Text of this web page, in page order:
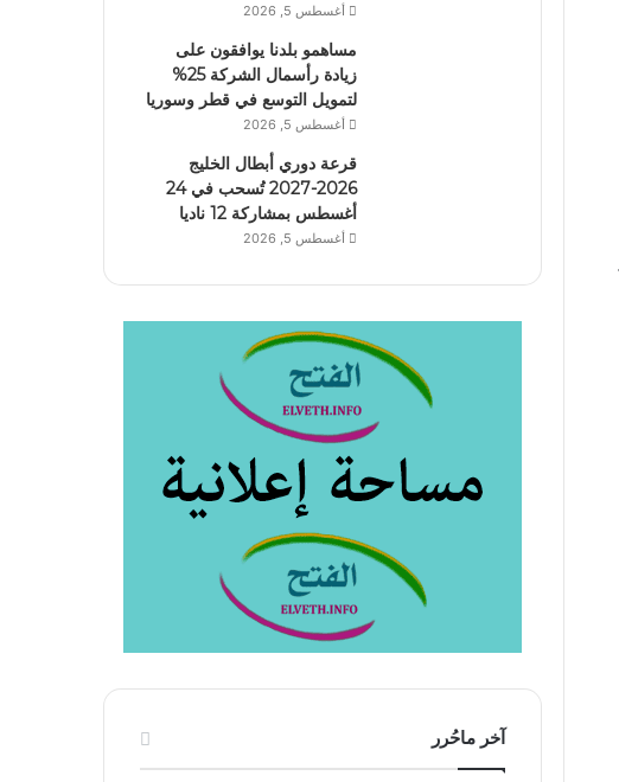
أغسطس 5, 2026
مساهمو بلدنا يوافقون على
زيادة رأسمال الشركة 25%
لتمويل التوسع في قطر وسوريا
أغسطس 5, 2026
قرعة دوري أبطال الخليج
2026-2027 تُسحب في 24
أغسطس بمشاركة 12 ناديا
أغسطس 5, 2026
آخر ماحُرر